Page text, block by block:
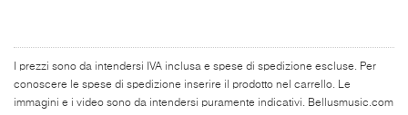
I prezzi sono da intendersi IVA inclusa e spese di spedizione escluse. Per
conoscere le spese di spedizione inserire il prodotto nel carrello. Le
immagini e i video sono da intendersi puramente indicativi. Bellusmusic.com